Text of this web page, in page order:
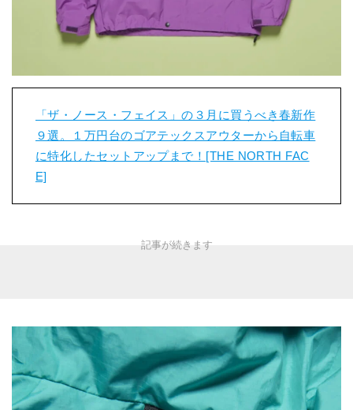
「ザ・ノース・フェイス」の３月に買うべき春新作
９選。１万円台のゴアテックスアウターから自転車
に特化したセットアップまで！[THE NORTH FAC
E]